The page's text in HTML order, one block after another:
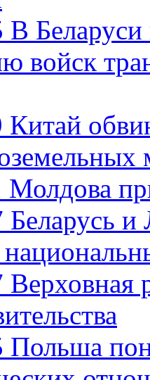
В
войск
Китай
Молдова
Беларусь
Верховная
Польша